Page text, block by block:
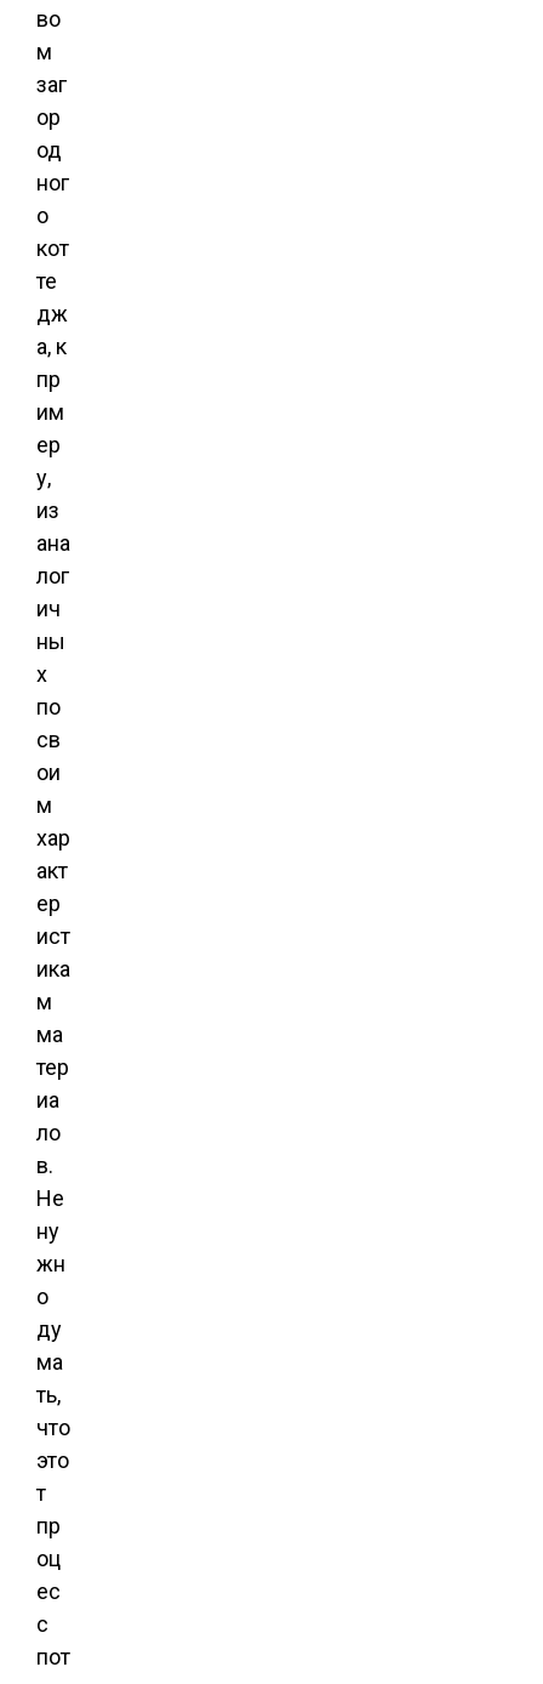
во
м
заг
ор
од
ног
о
кот
те
дж
а, к
пр
им
ер
у,
из
ана
лог
ич
ны
х
по
св
ои
м
хар
акт
ер
ист
ика
м
ма
тер
иа
ло
в.
Не
ну
жн
о
ду
ма
ть,
что
это
т
пр
оц
ес
с
пот